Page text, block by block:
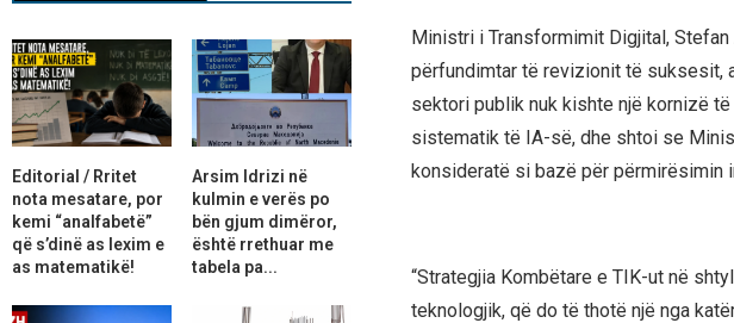
Ministri i Transformimit Digjital,
përfundimtar të revizionit të suksesit,
sektori publik nuk kishte një kornizë
sistematik të IA-së, dhe shtoi se
konsideratë si bazë për përmirësimin
“Strategjia Kombëtare e TIK-ut në
teknologjik, që do të thotë një nga
Editorial / Rritet
nota mesatare, por
kemi “analfabetë”
që s’dinë as lexim e
as matematikë!
Arsim Idrizi në
kulmin e verës po
bën gjum dimëror,
është rrethuar me
tabela pa...